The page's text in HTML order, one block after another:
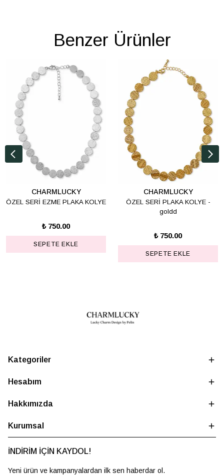
Benzer Ürünler
CHARMLUCKY
ÖZEL SERİ EZME PLAKA KOLYE
₺ 750.00
SEPETE EKLE
CHARMLUCKY
ÖZEL SERİ PLAKA KOLYE -
goldd
₺ 750.00
SEPETE EKLE
Kategoriler
Hesabım
Hakkımızda
Kurumsal
İNDİRİM İÇİN KAYDOL!
Yeni ürün ve kampanyalardan ilk sen haberdar ol.